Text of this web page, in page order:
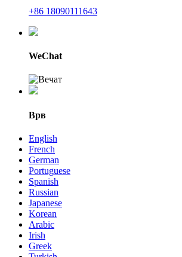
+86 18090111643
WeChat
Врв
English
French
German
Portuguese
Spanish
Russian
Japanese
Korean
Arabic
Irish
Greek